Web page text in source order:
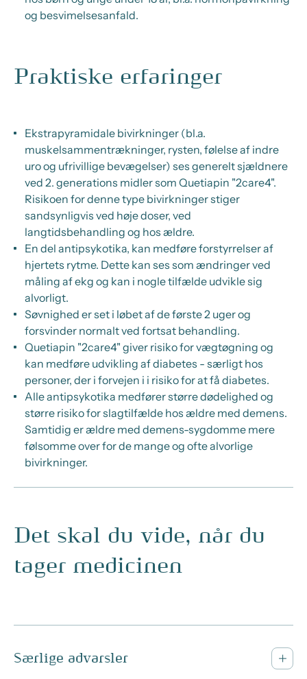
og besvimelsesanfald.
Praktiske erfaringer
Ekstrapyramidale bivirkninger (bl.a.
muskelsammentrækninger, rysten, følelse af indre
uro og ufrivillige bevægelser) ses generelt sjældnere
ved 2. generations midler som Quetiapin "2care4".
Risikoen for denne type bivirkninger stiger
sandsynligvis ved høje doser, ved
langtidsbehandling og hos ældre.
En del antipsykotika, kan medføre forstyrrelser af
hjertets rytme. Dette kan ses som ændringer ved
måling af ekg og kan i nogle tilfælde udvikle sig
alvorligt.
Søvnighed er set i løbet af de første 2 uger og
forsvinder normalt ved fortsat behandling.
Quetiapin "2care4" giver risiko for vægtøgning og
kan medføre udvikling af diabetes - særligt hos
personer, der i forvejen i i risiko for at få diabetes.
Alle antipsykotika medfører større dødelighed og
større risiko for slagtilfælde hos ældre med demens.
Samtidig er ældre med demens-sygdomme mere
følsomme over for de mange og ofte alvorlige
bivirkninger.
Det skal du vide, når du
tager medicinen
Særlige advarsler